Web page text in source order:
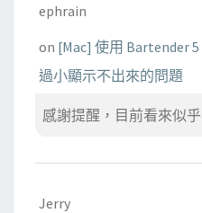
ephrain
on [Mac] 使用 Bartender
過小顯示不出來的問題
感謝提醒，目前看來似
Jerry